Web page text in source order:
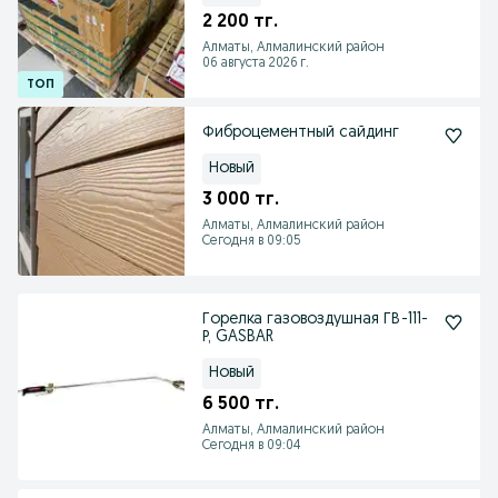
2 200 тг.
Алматы, Алмалинский район
06 августа 2026 г.
Фиброцементный сайдинг
Новый
3 000 тг.
Алматы, Алмалинский район
Сегодня в 09:05
Горелка газовоздушная ГВ-111-
Р, GASBAR
Новый
6 500 тг.
Алматы, Алмалинский район
Сегодня в 09:04